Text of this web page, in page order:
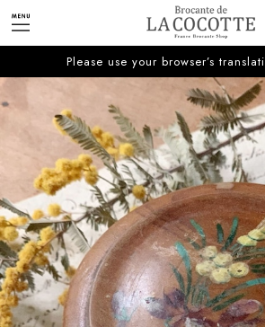
Please use your browser’s